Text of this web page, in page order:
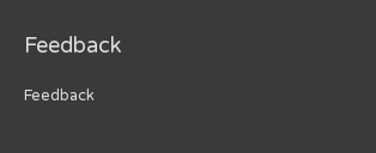
Feedback
Feedback